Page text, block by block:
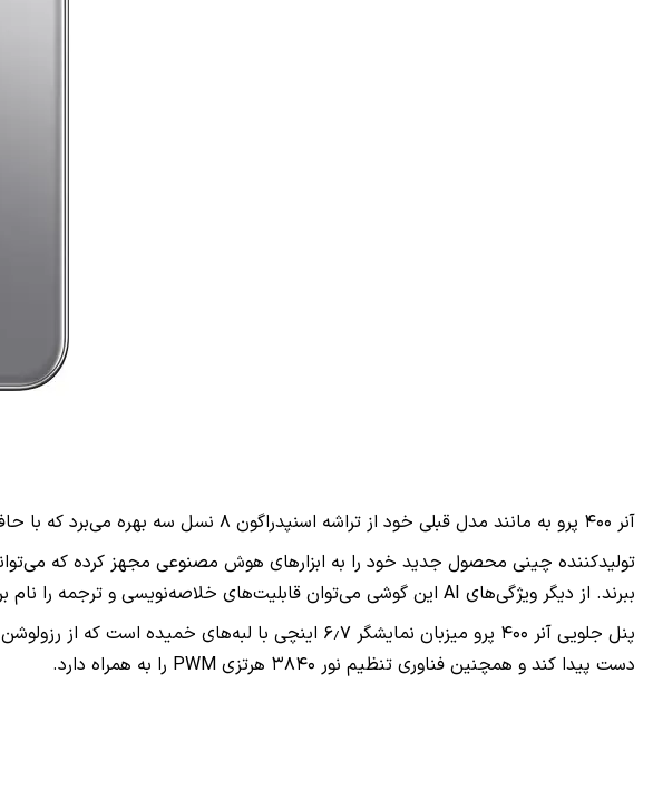
آنر ۴۰۰ پرو به مانند مدل قبلی خود از تراشه اسنپدراگون ۸ نسل سه بهره می‌برد که با حافظه رم ۱۲ گیگابایتی و دو نسخه حافظه داخلی ۲۵۶ و ۵۱۲ گیگابایتی به پردازش اطلاعات می‌پردازد.
تولیدکننده چینی محصول جدید خود را به ابزارهای هوش مصنوعی مجهز کرده که
ببرند. از دیگر ویژگی‌های AI این گوشی می‌توان قابلیت‌های خلاصه‌نویسی و ترجمه را نام برد.
دست پیدا کند و همچنین فناوری تنظیم نور ۳۸۴۰ هرتزی PWM را به همراه دارد.